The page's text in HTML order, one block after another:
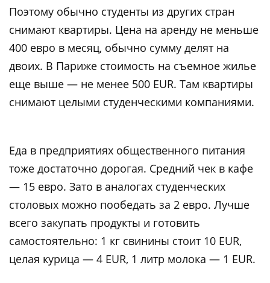
Поэтому обычно студенты из других стран
снимают квартиры. Цена на аренду не меньше
400 евро в месяц, обычно сумму делят на
двоих. В Париже стоимость на съемное жилье
еще выше — не менее 500 EUR. Там квартиры
снимают целыми студенческими компаниями.
Еда в предприятиях общественного питания
тоже достаточно дорогая. Средний чек в кафе
— 15 евро. Зато в аналогах студенческих
столовых можно пообедать за 2 евро. Лучше
всего закупать продукты и готовить
самостоятельно: 1 кг свинины стоит 10 EUR,
целая курица — 4 EUR, 1 литр молока — 1 EUR.